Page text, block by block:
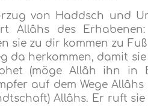
von Haddsch und
Allâhs des
sie zu dir kommen zu
da herkommen, damit
(möge Allâh ihn
auf dem Wege
Allâhs. Er ruft